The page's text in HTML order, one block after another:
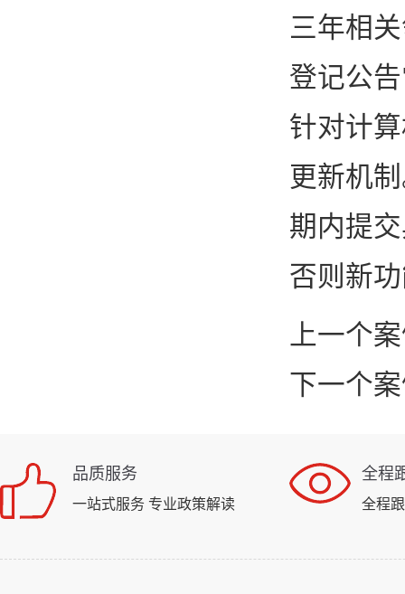
三年相
登记公
针对计
更新机
期内提
否则新
上一个
下一个
品质服务
一站式服务 专业政策解读
全程
全程